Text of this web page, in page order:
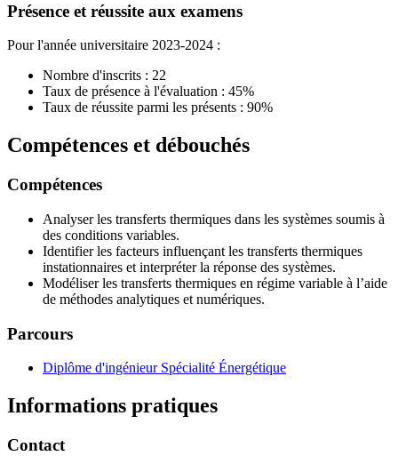
Présence et réussite aux examens
Pour l'année universitaire 2023-2024 :
Nombre d'inscrits : 22
Taux de présence à l'évaluation : 45%
Taux de réussite parmi les présents : 90%
Compétences et débouchés
Compétences
Analyser les transferts thermiques dans les systèmes soumis à
des conditions variables.
Identifier les facteurs influençant les transferts thermiques
instationnaires et interpréter la réponse des systèmes.
Modéliser les transferts thermiques en régime variable à l’aide
de méthodes analytiques et numériques.
Parcours
Diplôme d'ingénieur Spécialité Énergétique
Informations pratiques
Contact